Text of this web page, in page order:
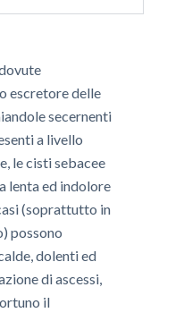
escretore delle
secernenti
a livello
le cisti sebacee
lenta ed indolore
(soprattutto in
possono
dolenti ed
di ascessi,
il